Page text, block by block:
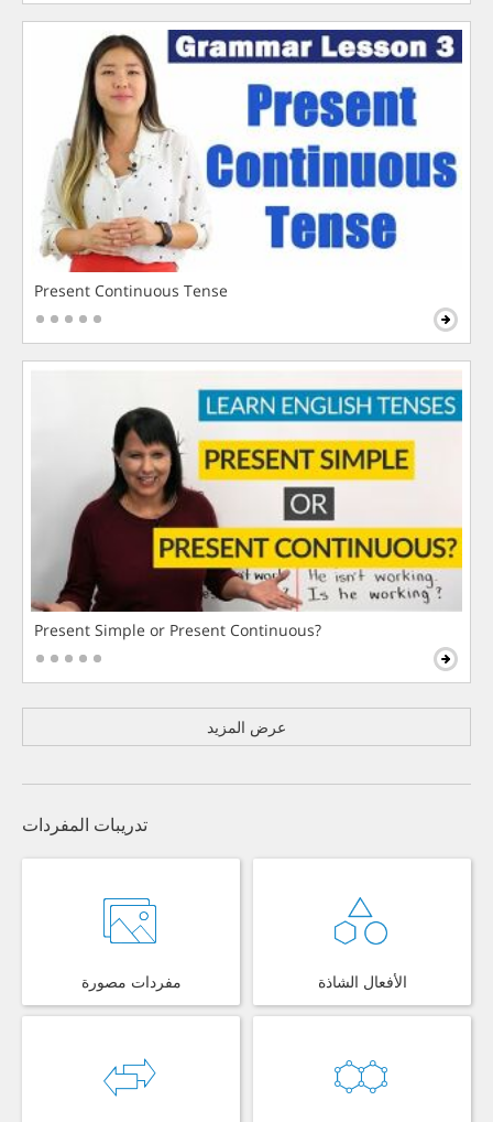
Present Continuous Tense
Present Simple or Present Continuous?
عرض المزيد
تدريبات المفردات
مفردات مصورة الأفعال الشاذة